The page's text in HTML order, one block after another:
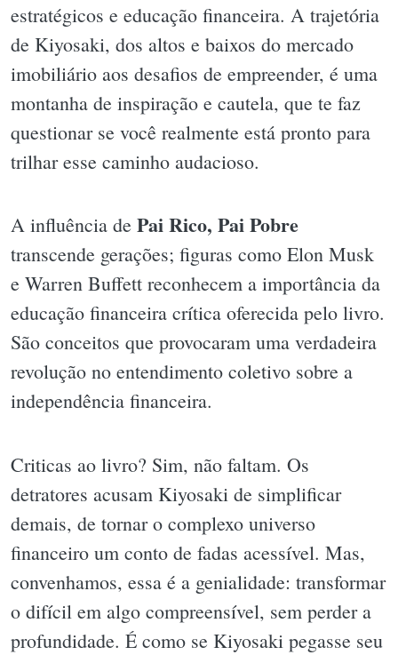
estratégicos e educação financeira. A trajetória
de Kiyosaki, dos altos e baixos do mercado
imobiliário aos desafios de empreender, é uma
montanha de inspiração e cautela, que te faz
questionar se você realmente está pronto para
trilhar esse caminho audacioso.
A influência de Pai Rico, Pai Pobre
transcende gerações; figuras como Elon Musk
e Warren Buffett reconhecem a importância da
educação financeira crítica oferecida pelo livro.
São conceitos que provocaram uma verdadeira
revolução no entendimento coletivo sobre a
independência financeira.
Criticas ao livro? Sim, não faltam. Os
detratores acusam Kiyosaki de simplificar
demais, de tornar o complexo universo
financeiro um conto de fadas acessível. Mas,
convenhamos, essa é a genialidade: transformar
o difícil em algo compreensível, sem perder a
profundidade. É como se Kiyosaki pegasse seu